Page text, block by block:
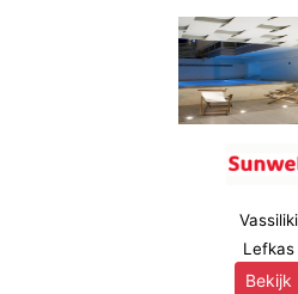
Vassiliki
Lefkas
Bekijk